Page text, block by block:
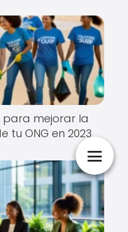
mejorar la
tu ONG en 2023